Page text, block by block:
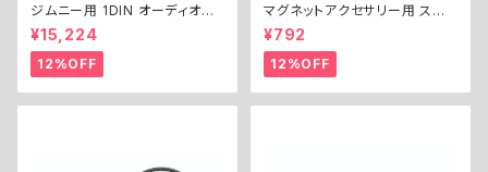
ジムニー用 1DIN オーディオパ
ネルキット ／ 1DIN AUDIO PA
NEL KIT for Jimny
¥15,224
12%OFF
マグネットアクセサリー用 スチ
ールプレートセット
¥792
12%OFF